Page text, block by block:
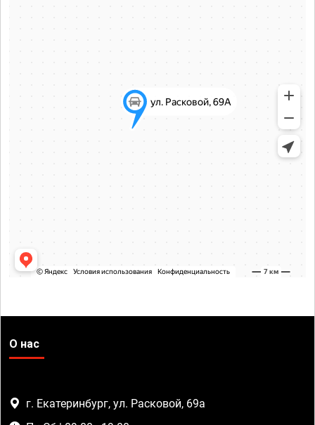
О нас
г. Екатеринбург, ул. Расковой, 69а